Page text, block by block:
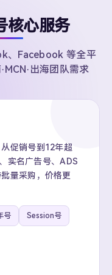
核心服务
、Facebook 等全平
出海团队需求
促销号到12年超
实名广告号、ADS
量采购，价格更
号 Session号